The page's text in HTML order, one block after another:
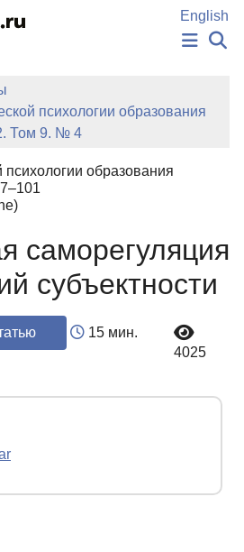
English
НОВОСТИ
ИЗДАНИЯ
АВТОРЫ
ЗНАНИЙ
СЛОВА
психологии образования
Том 9. № 4
психологии образования
саморегуляция
субъектности
15 мин.
4025